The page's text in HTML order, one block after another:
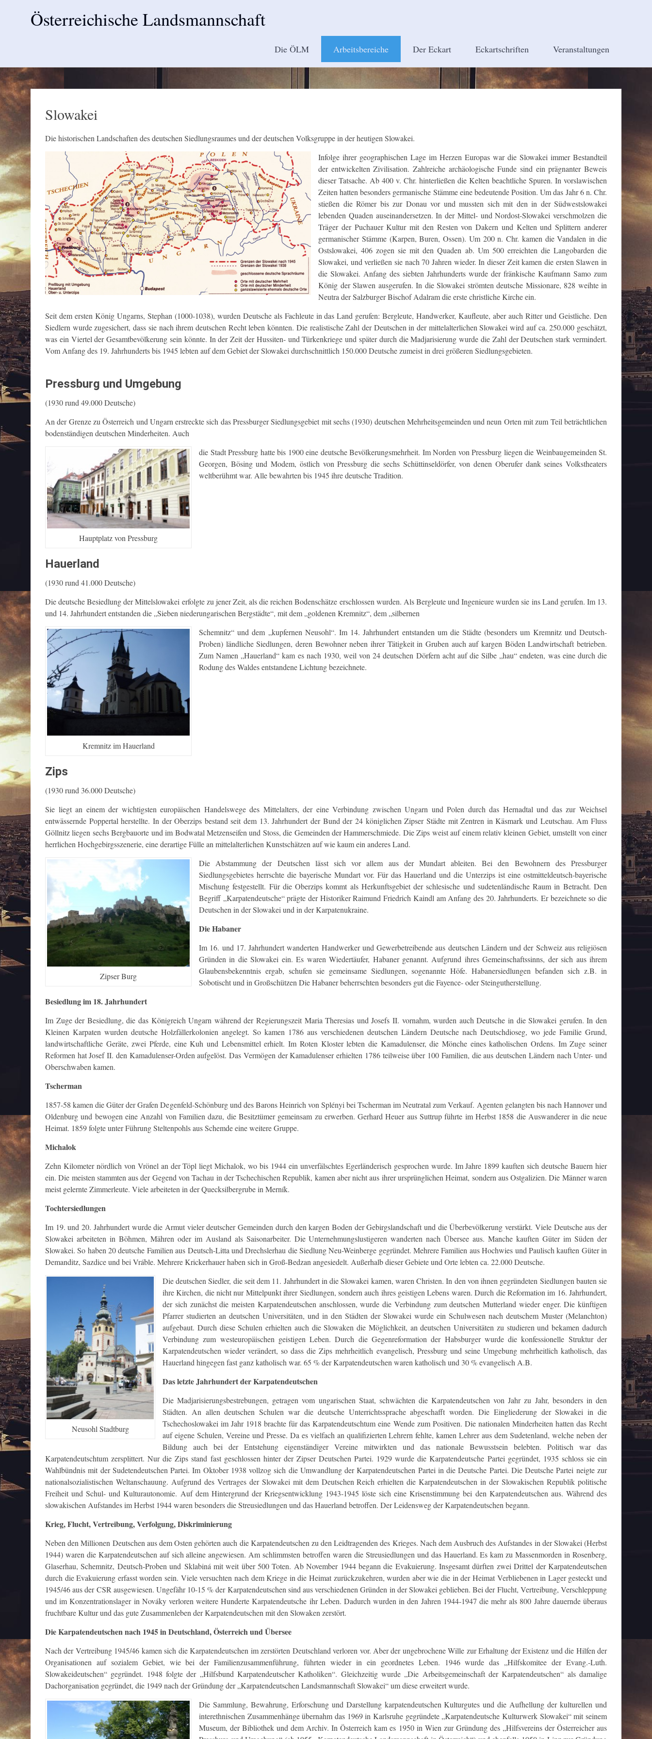
Skip
to
content
Österreichische Landsmannschaft
Die ÖLM Arbeitsbereiche Der Eckart Eckartschriften Veranstaltungen
Slowakei
Die historischen Landschaften des deutschen Siedlungsraumes und der deutschen Volksgruppe in der heutigen Slowakei.
Infolge ihrer geographischen Lage im Herzen Europas war die Slowakei immer Bestandteil
der entwickelten Zivilisation. Zahlreiche archäologische Funde sind ein prägnanter Beweis
dieser Tatsache. Ab 400 v. Chr. hinterließen die Kelten beachtliche Spuren. In vorslawischen
Zeiten hatten besonders germanische Stämme eine bedeutende Position. Um das Jahr 6 n. Chr.
stießen die Römer bis zur Donau vor und mussten sich mit den in der Südwestslowakei
lebenden Quaden auseinandersetzen. In der Mittel- und Nordost-Slowakei verschmolzen die
Träger der Puchauer Kultur mit den Resten von Dakern und Kelten und Splittern anderer
germanischer Stämme (Karpen, Buren, Ossen). Um 200 n. Chr. kamen die Vandalen in die
Ostslowakei, 406 zogen sie mit den Quaden ab. Um 500 erreichten die Langobarden die
Slowakei, und verließen sie nach 70 Jahren wieder. In dieser Zeit kamen die ersten Slawen in
die Slowakei. Anfang des siebten Jahrhunderts wurde der fränkische Kaufmann Samo zum
König der Slawen ausgerufen. In die Slowakei strömten deutsche Missionare, 828 weihte in
Neutra der Salzburger Bischof Adalram die erste christliche Kirche ein.
Seit dem ersten König Ungarns, Stephan (1000-1038), wurden Deutsche als Fachleute in das Land gerufen: Bergleute, Handwerker, Kaufleute, aber auch Ritter und Geistliche. Den
Siedlern wurde zugesichert, dass sie nach ihrem deutschen Recht leben könnten. Die realistische Zahl der Deutschen in der mittelalterlichen Slowakei wird auf ca. 250.000 geschätzt,
was ein Viertel der Gesamtbevölkerung sein könnte. In der Zeit der Hussiten- und Türkenkriege und später durch die Madjarisierung wurde die Zahl der Deutschen stark vermindert.
Vom Anfang des 19. Jahrhunderts bis 1945 lebten auf dem Gebiet der Slowakei durchschnittlich 150.000 Deutsche zumeist in drei größeren Siedlungsgebieten.
Pressburg und Umgebung
(1930 rund 49.000 Deutsche)
An der Grenze zu Österreich und Ungarn erstreckte sich das Pressburger Siedlungsgebiet mit sechs (1930) deutschen Mehrheitsgemeinden und neun Orten mit zum Teil beträchtlichen
bodenständigen deutschen Minderheiten. Auch
Hauptplatz von Pressburg
die Stadt Pressburg hatte bis 1900 eine deutsche Bevölkerungsmehrheit. Im Norden von Pressburg liegen die Weinbaugemeinden St.
Georgen, Bösing und Modem, östlich von Pressburg die sechs Schüttinseldörfer, von denen Oberufer dank seines Volkstheaters
weltberühmt war. Alle bewahrten bis 1945 ihre deutsche Tradition.
Hauerland
(1930 rund 41.000 Deutsche)
Die deutsche Besiedlung der Mittelslowakei erfolgte zu jener Zeit, als die reichen Bodenschätze erschlossen wurden. Als Bergleute und Ingenieure wurden sie ins Land gerufen. Im 13.
und 14. Jahrhundert entstanden die „Sieben niederungarischen Bergstädte“, mit dem „goldenen Kremnitz“, dem „silbernen
Kremnitz im Hauerland
Schemnitz“ und dem „kupfernen Neusohl“. Im 14. Jahrhundert entstanden um die Städte (besonders um Kremnitz und Deutsch-
Proben) ländliche Siedlungen, deren Bewohner neben ihrer Tätigkeit in Gruben auch auf kargen Böden Landwirtschaft betrieben.
Zum Namen „Hauerland“ kam es nach 1930, weil von 24 deutschen Dörfern acht auf die Silbe „hau“ endeten, was eine durch die
Rodung des Waldes entstandene Lichtung bezeichnete.
Zips
(1930 rund 36.000 Deutsche)
Sie liegt an einem der wichtigsten europäischen Handelswege des Mittelalters, der eine Verbindung zwischen Ungarn und Polen durch das Hernadtal und das zur Weichsel
entwässernde Poppertal herstellte. In der Oberzips bestand seit dem 13. Jahrhundert der Bund der 24 königlichen Zipser Städte mit Zentren in Käsmark und Leutschau. Am Fluss
Göllnitz liegen sechs Bergbauorte und im Bodwatal Metzenseifen und Stoss, die Gemeinden der Hammerschmiede. Die Zips weist auf einem relativ kleinen Gebiet, umstellt von einer
herrlichen Hochgebirgsszenerie, eine derartige Fülle an mittelalterlichen Kunstschätzen auf wie kaum ein anderes Land.
Zipser Burg
Die Abstammung der Deutschen lässt sich vor allem aus der Mundart ableiten. Bei den Bewohnern des Pressburger
Siedlungsgebietes herrschte die bayerische Mundart vor. Für das Hauerland und die Unterzips ist eine ostmitteldeutsch-bayerische
Mischung festgestellt. Für die Oberzips kommt als Herkunftsgebiet der schlesische und sudetenländische Raum in Betracht. Den
Begriff „Karpatendeutsche“ prägte der Historiker Raimund Friedrich Kaindl am Anfang des 20. Jahrhunderts. Er bezeichnete so die
Deutschen in der Slowakei und in der Karpatenukraine.
Die Habaner
Im 16. und 17. Jahrhundert wanderten Handwerker und Gewerbetreibende aus deutschen Ländern und der Schweiz aus religiösen
Gründen in die Slowakei ein. Es waren Wiedertäufer, Habaner genannt. Aufgrund ihres Gemeinschaftssinns, der sich aus ihrem
Glaubensbekenntnis ergab, schufen sie gemeinsame Siedlungen, sogenannte Höfe. Habanersiedlungen befanden sich z.B. in
Sobotischt und in Großschützen Die Habaner beherrschten besonders gut die Fayence- oder Steingutherstellung.
Besiedlung im 18. Jahrhundert
Im Zuge der Besiedlung, die das Königreich Ungarn während der Regierungszeit Maria Theresias und Josefs II. vornahm, wurden auch Deutsche in die Slowakei gerufen. In den
Kleinen Karpaten wurden deutsche Holzfällerkolonien angelegt. So kamen 1786 aus verschiedenen deutschen Ländern Deutsche nach Deutschdioseg, wo jede Familie Grund,
landwirtschaftliche Geräte, zwei Pferde, eine Kuh und Lebensmittel erhielt. Im Roten Kloster lebten die Kamadulenser, die Mönche eines katholischen Ordens. Im Zuge seiner
Reformen hat Josef II. den Kamadulenser-Orden aufgelöst. Das Vermögen der Kamadulenser erhielten 1786 teilweise über 100 Familien, die aus deutschen Ländern nach Unter- und
Oberschwaben kamen.
Tscherman
1857-58 kamen die Güter der Grafen Degenfeld-Schönburg und des Barons Heinrich von Splényi bei Tscherman im Neutratal zum Verkauf. Agenten gelangten bis nach Hannover und
Oldenburg und bewogen eine Anzahl von Familien dazu, die Besitztümer gemeinsam zu erwerben. Gerhard Heuer aus Suttrup führte im Herbst 1858 die Auswanderer in die neue
Heimat. 1859 folgte unter Führung Steltenpohls aus Schemde eine weitere Gruppe.
Michalok
Zehn Kilometer nördlich von Vrönel an der Töpl liegt Michalok, wo bis 1944 ein unverfälschtes Egerländerisch gesprochen wurde. Im Jahre 1899 kauften sich deutsche Bauern hier
ein. Die meisten stammten aus der Gegend von Tachau in der Tschechischen Republik, kamen aber nicht aus ihrer ursprünglichen Heimat, sondern aus Ostgalizien. Die Männer waren
meist gelernte Zimmerleute. Viele arbeiteten in der Quecksilbergrube in Merník.
Tochtersiedlungen
Im 19. und 20. Jahrhundert wurde die Armut vieler deutscher Gemeinden durch den kargen Boden der Gebirgslandschaft und die Überbevölkerung verstärkt. Viele Deutsche aus der
Slowakei arbeiteten in Böhmen, Mähren oder im Ausland als Saisonarbeiter. Die Unternehmungslustigeren wanderten nach Übersee aus. Manche kauften Güter im Süden der
Slowakei. So haben 20 deutsche Familien aus Deutsch-Litta und Drechslerhau die Siedlung Neu-Weinberge gegründet. Mehrere Familien aus Hochwies und Paulisch kauften Güter in
Demanditz, Sazdice und bei Vráble. Mehrere Krickerhauer haben sich in Groß-Bedzan angesiedelt. Außerhalb dieser Gebiete und Orte lebten ca. 22.000 Deutsche.
Neusohl Stadtburg
Die deutschen Siedler, die seit dem 11. Jahrhundert in die Slowakei kamen, waren Christen. In den von ihnen gegründeten Siedlungen bauten sie
ihre Kirchen, die nicht nur Mittelpunkt ihrer Siedlungen, sondern auch ihres geistigen Lebens waren. Durch die Reformation im 16. Jahrhundert,
der sich zunächst die meisten Karpatendeutschen anschlossen, wurde die Verbindung zum deutschen Mutterland wieder enger. Die künftigen
Pfarrer studierten an deutschen Universitäten, und in den Städten der Slowakei wurde ein Schulwesen nach deutschem Muster (Melanchton)
aufgebaut. Durch diese Schulen erhielten auch die Slowaken die Möglichkeit, an deutschen Universitäten zu studieren und bekamen dadurch
Verbindung zum westeuropäischen geistigen Leben. Durch die Gegenreformation der Habsburger wurde die konfessionelle Struktur der
Karpatendeutschen wieder verändert, so dass die Zips mehrheitlich evangelisch, Pressburg und seine Umgebung mehrheitlich katholisch, das
Hauerland hingegen fast ganz katholisch war. 65 % der Karpatendeutschen waren katholisch und 30 % evangelisch A.B.
Das letzte Jahrhundert der Karpatendeutschen
Die Madjarisierungsbestrebungen, getragen vom ungarischen Staat, schwächten die Karpatendeutschen von Jahr zu Jahr, besonders in den
Städten. An allen deutschen Schulen war die deutsche Unterrichtssprache abgeschafft worden. Die Eingliederung der Slowakei in die
Tschechoslowakei im Jahr 1918 brachte für das Karpatendeutschtum eine Wende zum Positiven. Die nationalen Minderheiten hatten das Recht
auf eigene Schulen, Vereine und Presse. Da es vielfach an qualifizierten Lehrern fehlte, kamen Lehrer aus dem Sudetenland, welche neben der
Bildung auch bei der Entstehung eigenständiger Vereine mitwirkten und das nationale Bewusstsein belebten. Politisch war das
Karpatendeutschtum zersplittert. Nur die Zips stand fast geschlossen hinter der Zipser Deutschen Partei. 1929 wurde die Karpatendeutsche Partei gegründet, 1935 schloss sie ein
Wahlbündnis mit der Sudetendeutschen Partei. Im Oktober 1938 vollzog sich die Umwandlung der Karpatendeutschen Partei in die Deutsche Partei. Die Deutsche Partei neigte zur
nationalsozialistischen Weltanschauung. Aufgrund des Vertrages der Slowakei mit dem Deutschen Reich erhielten die Karpatendeutschen in der Slowakischen Republik politische
Freiheit und Schul- und Kulturautonomie. Auf dem Hintergrund der Kriegsentwicklung 1943-1945 löste sich eine Krisenstimmung bei den Karpatendeutschen aus. Während des
slowakischen Aufstandes im Herbst 1944 waren besonders die Streusiedlungen und das Hauerland betroffen. Der Leidensweg der Karpatendeutschen begann.
Krieg, Flucht, Vertreibung, Verfolgung, Diskriminierung
Neben den Millionen Deutschen aus dem Osten gehörten auch die Karpatendeutschen zu den Leidtragenden des Krieges. Nach dem Ausbruch des Aufstandes in der Slowakei (Herbst
1944) waren die Karpatendeutschen auf sich alleine angewiesen. Am schlimmsten betroffen waren die Streusiedlungen und das Hauerland. Es kam zu Massenmorden in Rosenberg,
Glaserhau, Schemnitz, Deutsch-Proben und Sklabiná mit weit über 500 Toten. Ab November 1944 begann die Evakuierung. Insgesamt dürften zwei Drittel der Karpatendeutschen
durch die Evakuierung erfasst worden sein. Viele versuchten nach dem Kriege in die Heimat zurückzukehren, wurden aber wie die in der Heimat Verbliebenen in Lager gesteckt und
1945/46 aus der CSR ausgewiesen. Ungefähr 10-15 % der Karpatendeutschen sind aus verschiedenen Gründen in der Slowakei geblieben. Bei der Flucht, Vertreibung, Verschleppung
und im Konzentrationslager in Nováky verloren weitere Hunderte Karpatendeutsche ihr Leben. Dadurch wurden in den Jahren 1944-1947 die mehr als 800 Jahre dauernde überaus
fruchtbare Kultur und das gute Zusammenleben der Karpatendeutschen mit den Slowaken zerstört.
Die Karpatendeutschen nach 1945 in Deutschland, Österreich und Übersee
Nach der Vertreibung 1945/46 kamen sich die Karpatendeutschen im zerstörten Deutschland verloren vor. Aber der ungebrochene Wille zur Erhaltung der Existenz und die Hilfen der
Organisationen auf sozialem Gebiet, wie bei der Familienzusammenführung, führten wieder in ein geordnetes Leben. 1946 wurde das „Hilfskomitee der Evang.-Luth.
Slowakeideutschen“ gegründet. 1948 folgte der „Hilfsbund Karpatendeutscher Katholiken“. Gleichzeitig wurde „Die Arbeitsgemeinschaft der Karpatendeutschen“ als damalige
Dachorganisation gegründet, die 1949 nach der Gründung der „Karpatendeutschen Landsmannschaft Slowakei“ um diese erweitert wurde.
Die Sammlung, Bewahrung, Erforschung und Darstellung karpatendeutschen Kulturgutes und die Aufhellung der kulturellen und
interethnischen Zusammenhänge übernahm das 1969 in Karlsruhe gegründete „Karpatendeutsche Kulturwerk Slowakei“ mit seinem
Museum, der Bibliothek und dem Archiv. In Österreich kam es 1950 in Wien zur Gründung des „Hilfsvereins der Österreicher aus